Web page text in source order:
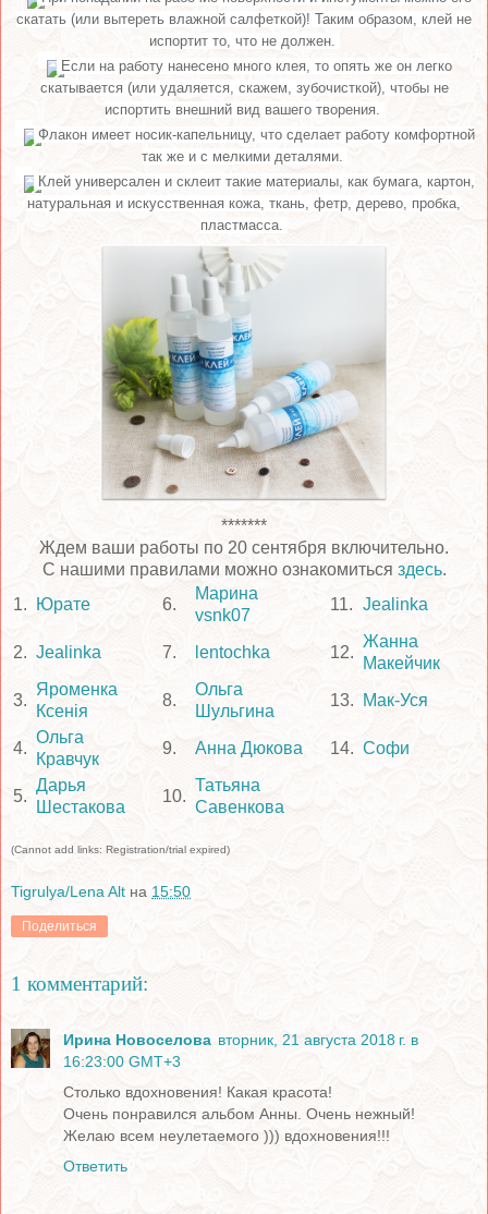
скатать (или вытереть влажной салфеткой)! Таким образом, клей не
испортит то, что не должен.
Если на работу нанесено много клея, то опять же он легко
скатывается (или удаляется, скажем, зубочисткой), чтобы не
испортить внешний вид вашего творения.
Флакон имеет носик-капельницу, что сделает работу комфортной
так же и с мелкими деталями.
Клей универсален и склеит такие материалы, как бумага, картон,
натуральная и искусственная кожа, ткань, фетр, дерево, пробка,
пластмасса.
*******
Ждем ваши работы по 20 сентября включительно.
С нашими правилами можно ознакомиться здесь.
1.
Юрате 6.
Марина
vsnk07
11. Jealinka
2. Jealinka 7. lentochka 12.
Жанна
Макейчик
3.
Яроменка
Ксенія
8.
Ольга
Шульгина
13. Мак-Уся
4.
Ольга
Кравчук
9. Анна Дюкова 14. Софи
5.
Дарья
Шестакова
10.
Татьяна
Савенкова
(Cannot add links: Registration/trial expired)
Tigrulya/Lena Alt на 15:50
Поделиться
1 комментарий:
Ирина Новоселова вторник, 21 августа 2018 г. в
16:23:00 GMT+3
Столько вдохновения! Какая красота!
Очень понравился альбом Анны. Очень нежный!
Желаю всем неулетаемого ))) вдохновения!!!
Ответить